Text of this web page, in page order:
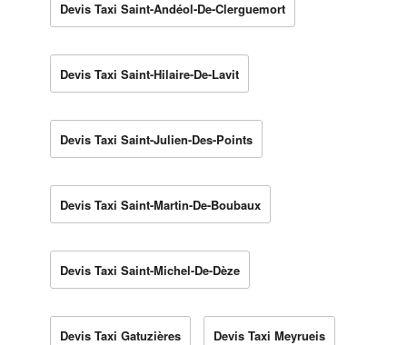
Devis Taxi Saint-Andéol-De-Clerguemort
Devis Taxi Saint-Hilaire-De-Lavit
Devis Taxi Saint-Julien-Des-Points
Devis Taxi Saint-Martin-De-Boubaux
Devis Taxi Saint-Michel-De-Dèze
Devis Taxi Gatuzières Devis Taxi Meyrueis